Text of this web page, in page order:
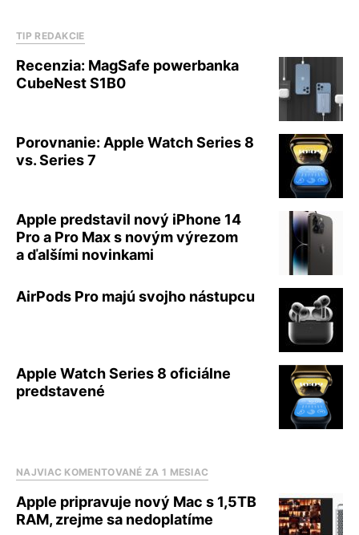
TIP REDAKCIE
Recenzia: MagSafe powerbanka
CubeNest S1B0
Porovnanie: Apple Watch Series 8
vs. Series 7
Apple predstavil nový iPhone 14
Pro a Pro Max s novým výrezom
a ďalšími novinkami
AirPods Pro majú svojho nástupcu
Apple Watch Series 8 oficiálne
predstavené
NAJVIAC KOMENTOVANÉ ZA 1 MESIAC
Apple pripravuje nový Mac s 1,5TB
RAM, zrejme sa nedoplatíme